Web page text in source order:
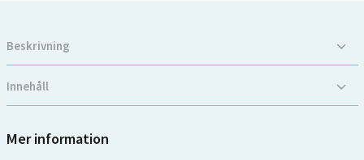
Beskrivning
Innehåll
Mer information